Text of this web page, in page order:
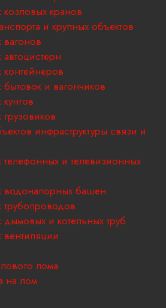
кранов
и крупных объектов
и вагончиков
инфраструктуры связи и
и телевизионных
водонапорных башен
и котельных труб
лома
на лом